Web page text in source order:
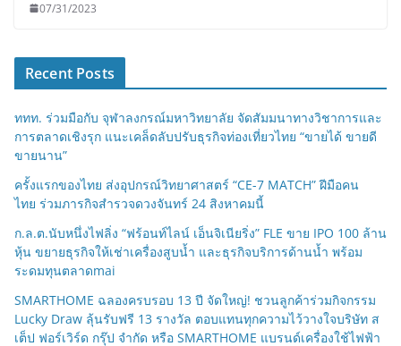
Recent Posts
ททท. ร่วมมือกับ จุฬาลงกรณ์มหาวิทยาลัย จัดสัมมนาทางวิชาการและ
การตลาดเชิงรุก แนะเคล็ดลับปรับธุรกิจท่องเที่ยวไทย “ขายได้ ขายดี
ขายนาน”
ครั้งแรกของไทย ส่งอุปกรณ์วิทยาศาสตร์ “CE-7 MATCH” ฝีมือคน
ไทย ร่วมภารกิจสำรวจดวงจันทร์ 24 สิงหาคมนี้
ก.ล.ต.นับหนึ่งไฟลิ่ง “ฟร้อนท์ไลน์ เอ็นจิเนียริ่ง” FLE ขาย IPO 100 ล้าน
หุ้น ขยายธุรกิจให้เช่าเครื่องสูบน้ำ และธุรกิจบริการด้านน้ำ พร้อม
ระดมทุนตลาดmai